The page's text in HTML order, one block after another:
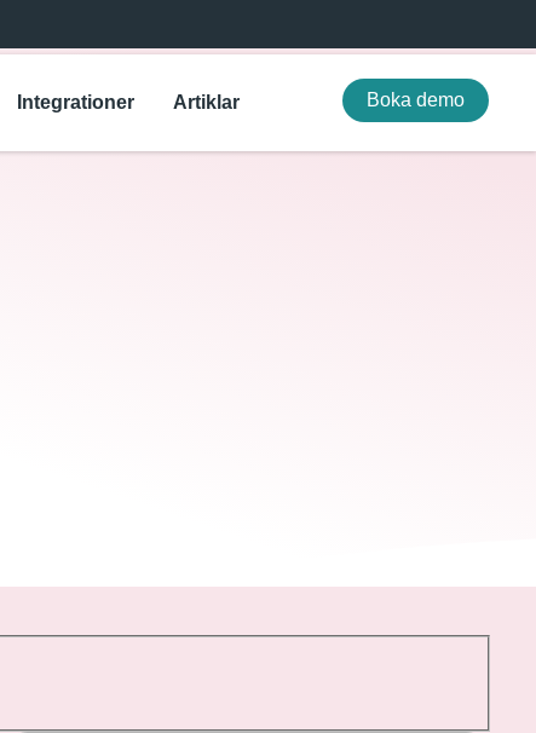
Integrationer Artiklar Boka demo